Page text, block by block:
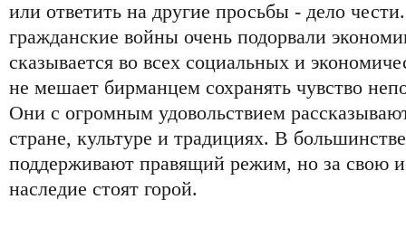
или ответить на другие просьбы - дело
гражданские войны очень подорвали
сказывается во всех социальных и
не мешает бирманцем сохранять чувство
Они с огромным удовольствием
стране, культуре и традициях. В
поддерживают правящий режим, но за свою
наследие стоят горой.